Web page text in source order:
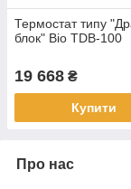
Термостат типу
блок" Bio TDB-100
19 668 ₴
Купити
Про нас